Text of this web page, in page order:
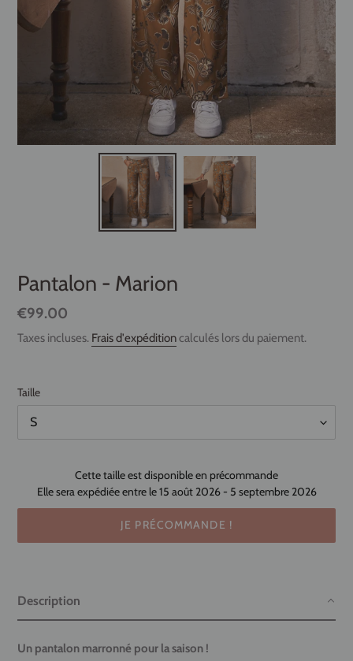
Pantalon - Marion
Prix
normal
€99.00
Taxes incluses. Frais d'expéditioncalculés lors du paiement.
Taille
Cette taille est disponible en précommande
Elle sera expédiée entre le 15 août 2026 - 5 septembre 2026
JE PRÉCOMMANDE !
produit
à
panier
Description
Un pantalon marronné pour la saison !